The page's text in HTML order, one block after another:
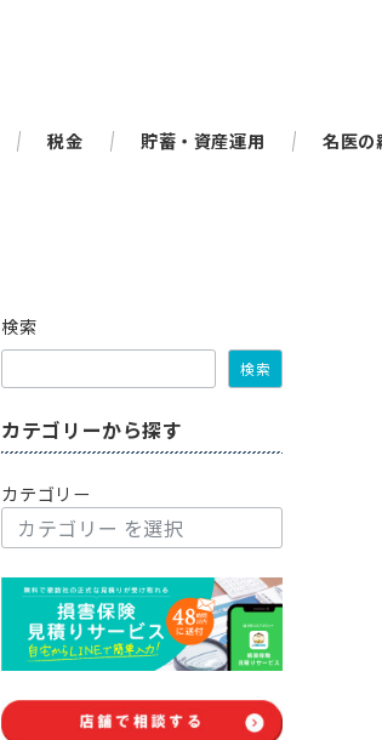
税金 貯蓄・資産運用 名医の
検索
検索
カテゴリーから探す
カテゴリー